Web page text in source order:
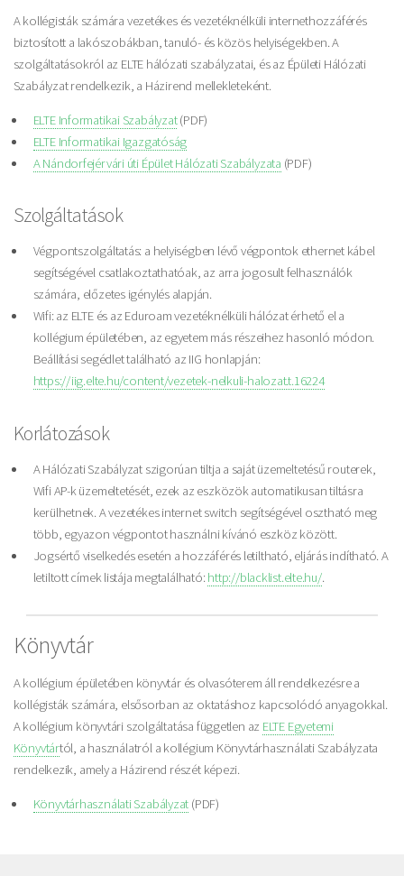
A kollégisták számára vezetékes és vezetéknélküli internethozzáférés
biztosított a lakószobákban, tanuló- és közös helyiségekben. A
szolgáltatásokról az ELTE hálózati szabályzatai, és az Épületi Hálózati
Szabályzat rendelkezik, a Házirend mellekleteként.
ELTE Informatikai Szabályzat(PDF)
ELTE Informatikai Igazgatóság
A Nándorfejérvári úti Épület Hálózati Szabályzata (PDF)
Szolgáltatások
Végpontszolgáltatás: a helyiségben lévő végpontok ethernet kábel
segítségével csatlakoztathatóak, az arra jogosult felhasználók
számára, előzetes igénylés alapján.
Wifi: az ELTE és az Eduroam vezetéknélküli hálózat érhető el a
kollégium épületében, az egyetem más részeihez hasonló módon.
Beállítási segédlet található az IIG honlapján:
https://iig.elte.hu/content/vezetek-nelkuli-halozat.t.16224
Korlátozások
A Hálózati Szabályzat szigorúan tiltja a saját üzemeltetésű routerek,
Wifi AP-k üzemeltetését, ezek az eszközök automatikusan tiltásra
kerülhetnek. A vezetékes internet switch segítségével osztható meg
több, egyazon végpontot használni kívánó eszköz között.
Jogsértő viselkedés esetén a hozzáférés letiltható, eljárás indítható. A
letiltott címek listája megtalálható: http://blacklist.elte.hu/.
Könyvtár
A kollégium épületében könyvtár és olvasóterem áll rendelkezésre a
kollégisták számára, elsősorban az oktatáshoz kapcsolódó anyagokkal.
A kollégium könyvtári szolgáltatása független az ELTE Egyetemi
Könyvtártól, a használatról a kollégium Könyvtárhasználati Szabályzata
rendelkezik, amely a Házirend részét képezi.
Könyvtárhasználati Szabályzat (PDF)